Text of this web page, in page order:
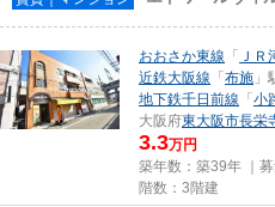
おおさか東線 「 Ｊ
近鉄大阪線 「布施 」
地下鉄千日前線 「小
大阪府東大阪市長栄
3.3万円
築年数：築39年 ｜募
階数：3階建